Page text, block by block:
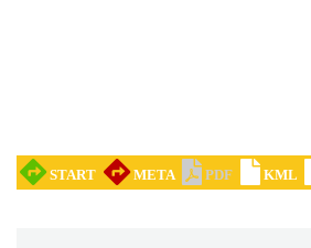
1.06 km